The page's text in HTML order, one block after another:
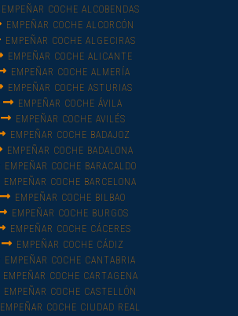
EMPEÑAR COCHE ALCOBENDAS
EMPEÑAR COCHE ALCORCÓN
EMPEÑAR COCHE ALGECIRAS
EMPEÑAR COCHE ALICANTE
EMPEÑAR COCHE ALMERÍA
EMPEÑAR COCHE ASTURIAS
EMPEÑAR COCHE ÁVILA
EMPEÑAR COCHE AVILÉS
EMPEÑAR COCHE BADAJOZ
EMPEÑAR COCHE BADALONA
EMPEÑAR COCHE BARACALDO
EMPEÑAR COCHE BARCELONA
EMPEÑAR COCHE BILBAO
EMPEÑAR COCHE BURGOS
EMPEÑAR COCHE CÁCERES
EMPEÑAR COCHE CÁDIZ
EMPEÑAR COCHE CANTABRIA
EMPEÑAR COCHE CARTAGENA
EMPEÑAR COCHE CASTELLÓN
EMPEÑAR COCHE CIUDAD REAL